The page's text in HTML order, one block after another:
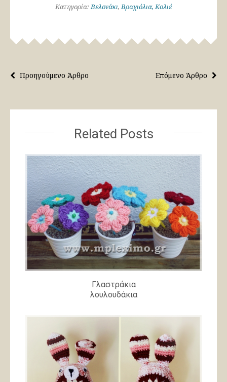
Κατηγορία: Βελονάκι, Βραχιόλια, Κολιέ
Επόμενο Άρθρο
Προηγούμενο Άρθρο
Related Posts
Γλαστράκια
λουλουδάκια